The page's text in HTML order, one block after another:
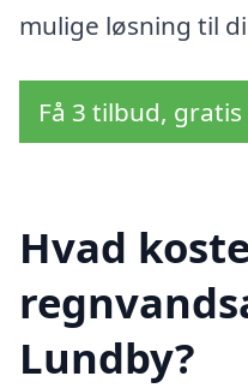
mulige løsning til
Få 3 tilbud,
Hvad
Lundby?